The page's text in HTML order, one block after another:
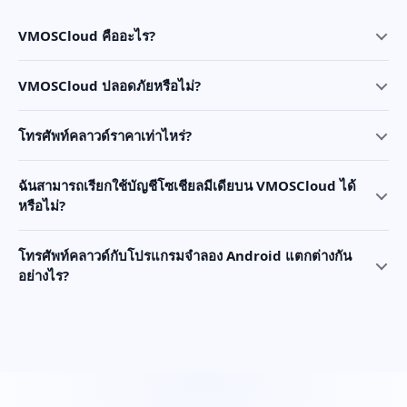
VMOSCloud คืออะไร?
VMOSCloud ปลอดภัยหรือไม่?
โทรศัพท์คลาวด์ราคาเท่าไหร่?
ฉันสามารถเรียกใช้บัญชีโซเชียลมีเดียบน VMOSCloud ได้
หรือไม่?
โทรศัพท์คลาวด์กับโปรแกรมจำลอง Android แตกต่างกัน
อย่างไร?